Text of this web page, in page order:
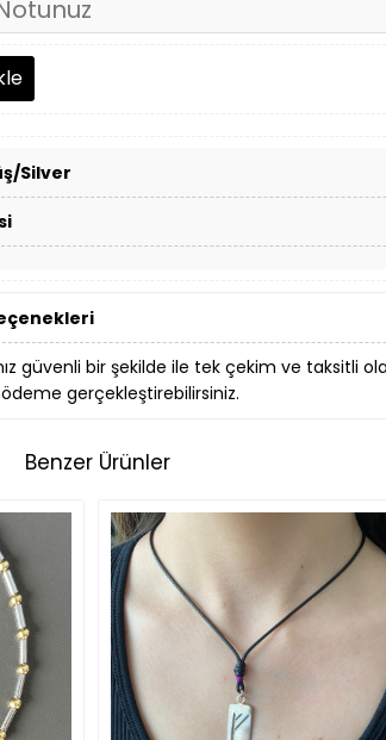
Silver
güvenli bir şekilde ile tek çekim ve taksitli
gerçekleştirebilirsiniz.
Benzer Ürünler